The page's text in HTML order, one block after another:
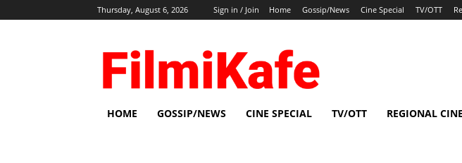
Thursday, August 6, 2026 Sign in / Join Home Gossip/News Cine Special TV/OTT
HOME GOSSIP/NEWS CINE SPECIAL TV/OTT REGIONAL